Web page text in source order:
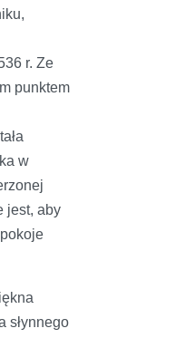
r. Ze
punktem
w
jest, aby
słynnego